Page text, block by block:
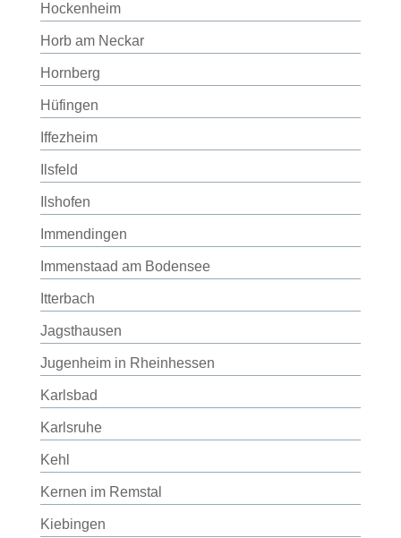
Hockenheim
Horb am Neckar
Hornberg
Hüfingen
Iffezheim
Ilsfeld
Ilshofen
Immendingen
Immenstaad am Bodensee
Itterbach
Jagsthausen
Jugenheim in Rheinhessen
Karlsbad
Karlsruhe
Kehl
Kernen im Remstal
Kiebingen